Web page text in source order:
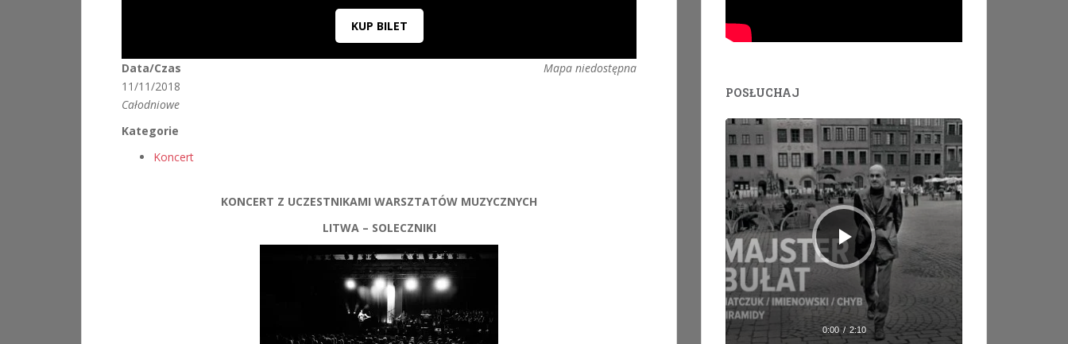
KUP BILET
Mapa niedostępna
Data/Czas
11/11/2018
Całodniowe
Kategorie
Koncert
KONCERT Z UCZESTNIKAMI WARSZTATÓW MUZYCZNYCH
LITWA – SOLECZNIKI
POSŁUCHAJ
Odtwarzacz
plików
dźwiękowych
0:00 / 2:10